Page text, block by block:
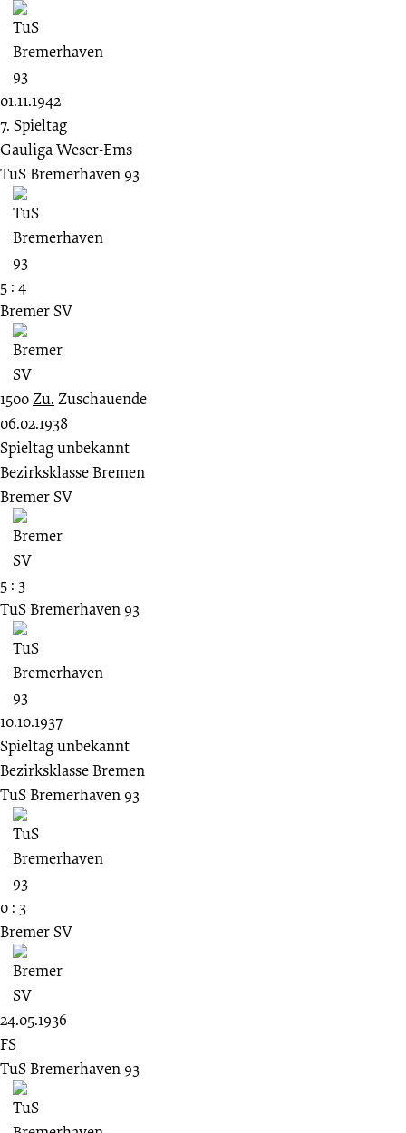
01.11.1942
7. Spieltag
Gauliga Weser-Ems
TuS Bremerhaven 93
5 : 4
Bremer SV
1500Zu. Zuschauende
06.02.1938
Spieltag unbekannt
Bezirksklasse Bremen
Bremer SV
5 : 3
TuS Bremerhaven 93
10.10.1937
Spieltag unbekannt
Bezirksklasse Bremen
TuS Bremerhaven 93
0 : 3
Bremer SV
24.05.1936
FS
TuS Bremerhaven 93